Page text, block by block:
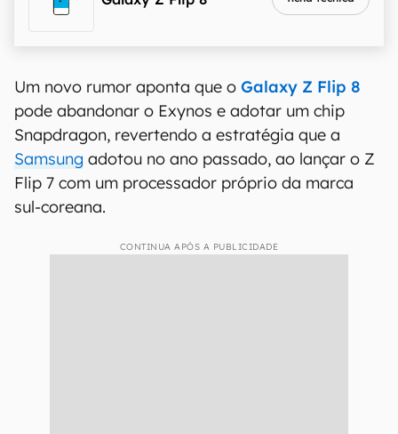
Um novo rumor aponta que o Galaxy Z Flip 8
pode abandonar o Exynos e adotar um chip
Snapdragon, revertendo a estratégia que a
Samsung adotou no ano passado, ao lançar o Z
Flip 7 com um processador próprio da marca
sul-coreana.
CONTINUA APÓS A PUBLICIDADE